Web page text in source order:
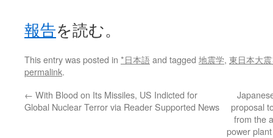
報告を読む。
This entry was posted in *日本語and tagged 地震学, 東日本大
permalink.
← With Blood on Its Missiles, US Indicted for
Global Nuclear Terror via Reader Supported News
proposal
from the
power